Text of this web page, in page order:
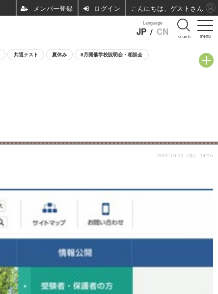
menu
Language
JP / CN search
共通テスト 夏休み 8月開催学校説明会・相談会
2022.10.12（水） 14:45
ログイン こんにちは、ゲストさん